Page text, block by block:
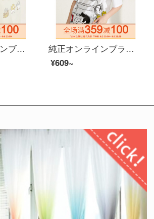
純粋なオンラインブランドA 21夏に、2020レディ・スーフを新着しています。ファッション少女Tシャッツがゆったりと肩に落ちてきます。半袖プルオーバーの女性ポロシャツF 4 02231115浅ka其160/84 A/M
純正オンラインブランドA 21夏に、2020レディ・スーフを新着しています。プリントガールの上着がゆったりとしていて、襟が肩に落ちます。半袖Tシャッツの中に長いサイズのF 4 02231064特白150/76 A/XS
¥609~